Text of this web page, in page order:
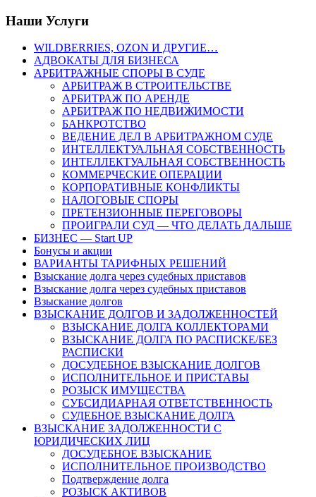
Наши Услуги
WILDBERRIES, OZON И ДРУГИЕ…
АДВОКАТЫ ДЛЯ БИЗНЕСА
АРБИТРАЖНЫЕ СПОРЫ В СУДЕ
АРБИТРАЖ В СТРОИТЕЛЬСТВЕ
АРБИТРАЖ ПО АРЕНДЕ
АРБИТРАЖ ПО НЕДВИЖИМОСТИ
БАНКРОТСТВО
ВЕДЕНИЕ ДЕЛ В АРБИТРАЖНОМ СУДЕ
ИНТЕЛЛЕКТУАЛЬНАЯ СОБСТВЕННОСТЬ
ИНТЕЛЛЕКТУАЛЬНАЯ СОБСТВЕННОСТЬ
КОММЕРЧЕСКИЕ ОПЕРАЦИИ
КОРПОРАТИВНЫЕ КОНФЛИКТЫ
НАЛОГОВЫЕ СПОРЫ
ПРЕТЕНЗИОННЫЕ ПЕРЕГОВОРЫ
ПРОИГРАЛИ СУД — ЧТО ДЕЛАТЬ ДАЛЬШЕ
БИЗНЕС — Start UP
Бонусы и акции
ВАРИАНТЫ ТАРИФНЫХ РЕШЕНИЙ
Взыскание долга через судебных приставов
Взыскание долга через судебных приставов
Взыскание долгов
ВЗЫСКАНИЕ ДОЛГОВ И ЗАДОЛЖЕННОСТЕЙ
ВЗЫСКАНИЕ ДОЛГА КОЛЛЕКТОРАМИ
ВЗЫСКАНИЕ ДОЛГА ПО РАСПИСКЕ/БЕЗ
РАСПИСКИ
ДОСУДЕБНОЕ ВЗЫСКАНИЕ ДОЛГОВ
ИСПОЛНИТЕЛЬНОЕ И ПРИСТАВЫ
РОЗЫСК ИМУЩЕСТВА
СУБСИДИАРНАЯ ОТВЕТСТВЕННОСТЬ
СУДЕБНОЕ ВЗЫСКАНИЕ ДОЛГА
ВЗЫСКАНИЕ ЗАДОЛЖЕННОСТИ С
ЮРИДИЧЕСКИХ ЛИЦ
ДОСУДЕБНОЕ ВЗЫСКАНИЕ
ИСПОЛНИТЕЛЬНОЕ ПРОИЗВОДСТВО
Подтверждение долга
РОЗЫСК АКТИВОВ